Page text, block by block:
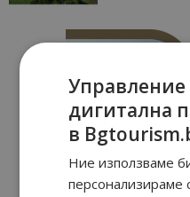
дигитална
в
Ние използваме